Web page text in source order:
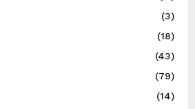
(3)
(18)
(43)
(79)
(14)